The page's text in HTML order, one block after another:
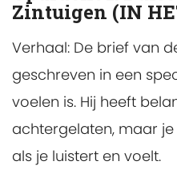
Zintuigen (IN
Verhaal: De brief van
geschreven in een
voelen is. Hij heeft
achtergelaten, maar
als je luistert en voelt.